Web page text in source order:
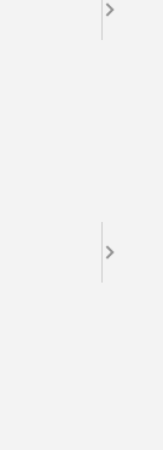
eine
Bad gerecht